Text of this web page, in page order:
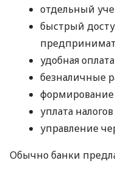
отдельный
быстрый
удобная
безналичные
формирование
уплата
управление
Обычно банки